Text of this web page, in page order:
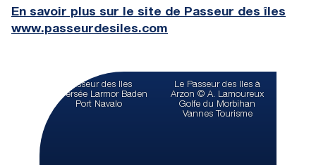
En savoir plus sur le site de Passeur des îles
www.passeurdesiles.com
Passeur des Iles
traversée Larmor Baden
Port Navalo
Le Passeur des Iles à
Arzon © A. Lamoureux
Golfe du Morbihan
Vannes Tourisme